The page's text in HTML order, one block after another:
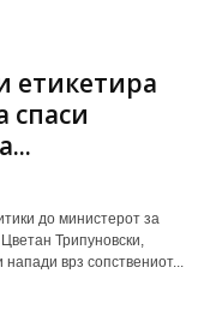
етикетира
спаси
до министерот за
Трипуновски,
врз сопствениот...